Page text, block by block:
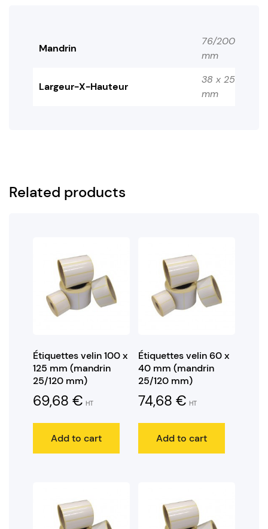
Mandrin
76/200
mm
Largeur-X-Hauteur
38 x 25
mm
Related products
Étiquettes velin 100 x
125 mm (mandrin
25/120 mm)
69,68 € HT
Add to cart
Étiquettes velin 60 x
40 mm (mandrin
25/120 mm)
74,68 € HT
Add to cart